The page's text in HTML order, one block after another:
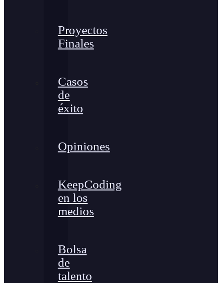
Proyectos
Finales
Casos
de
éxito
Opiniones
KeepCoding
en los
medios
Bolsa
de
talento